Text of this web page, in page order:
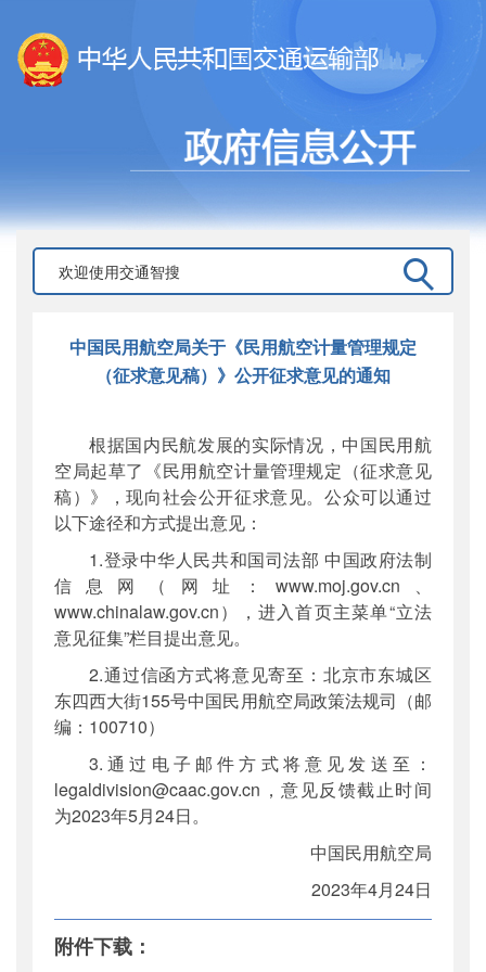
中国民用航空局关于《民用航空计量管理规定
（征求意见稿）》公开征求意见的通知
根据国内民航发展的实际情况，中国民用航
空局起草了《民用航空计量管理规定（征求意见
稿）》，现向社会公开征求意见。公众可以通过
以下途径和方式提出意见：
1.登录中华人民共和国司法部 中国政府法制
信息网（网址：www.moj.gov.cn、
www.chinalaw.gov.cn），进入首页主菜单“立法
意见征集”栏目提出意见。
2.通过信函方式将意见寄至：北京市东城区
东四西大街155号中国民用航空局政策法规司（邮
编：100710）
3.通过电子邮件方式将意见发送至：
legaldivision@caac.gov.cn，意见反馈截止时间
为2023年5月24日。
中国民用航空局
2023年4月24日
附件下载：